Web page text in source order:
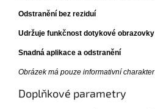
Odstranění bez reziduí
Udržuje funkčnost dotykové obrazovky
Snadná aplikace a odstranění
Obrázek má pouze informativní charakter
Doplňkové parametry